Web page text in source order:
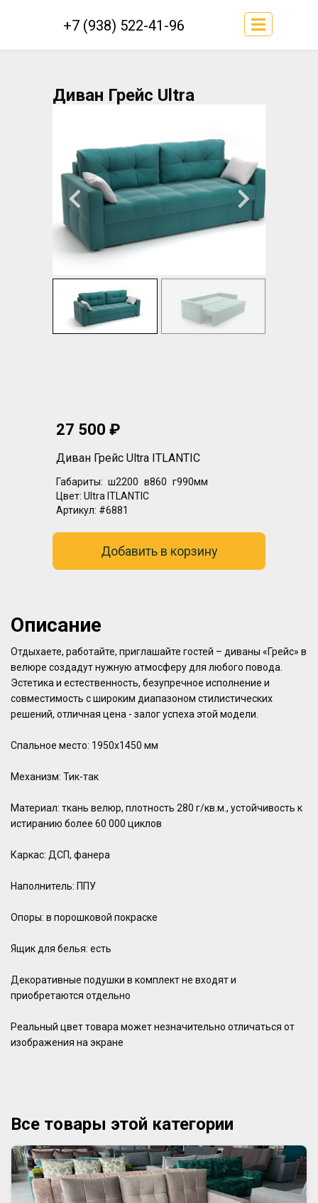
+7 (938) 522-41-96
Диван Грейс Ultra
27 500 ₽
Диван Грейс Ultra ITLANTIC
Габариты: ш2200 в860 г990мм
Цвет: Ultra ITLANTIC
Артикул: #6881
Добавить в корзину
Описание
Отдыхаете, работайте, приглашайте гостей – диваны «Грейс» в
велюре создадут нужную атмосферу для любого повода.
Эстетика и естественность, безупречное исполнение и
совместимость с широким диапазоном стилистических
решений, отличная цена - залог успеха этой модели.
Спальное место: 1950х1450 мм
Механизм: Тик-так
Материал: ткань велюр, плотность 280 г/кв.м., устойчивость к
истиранию более 60 000 циклов
Каркас: ДСП, фанера
Наполнитель: ППУ
Опоры: в порошковой покраске
Ящик для белья: есть
Декоративные подушки в комплект не входят и
приобретаются отдельно
Реальный цвет товара может незначительно отличаться от
изображения на экране
Все товары этой категории